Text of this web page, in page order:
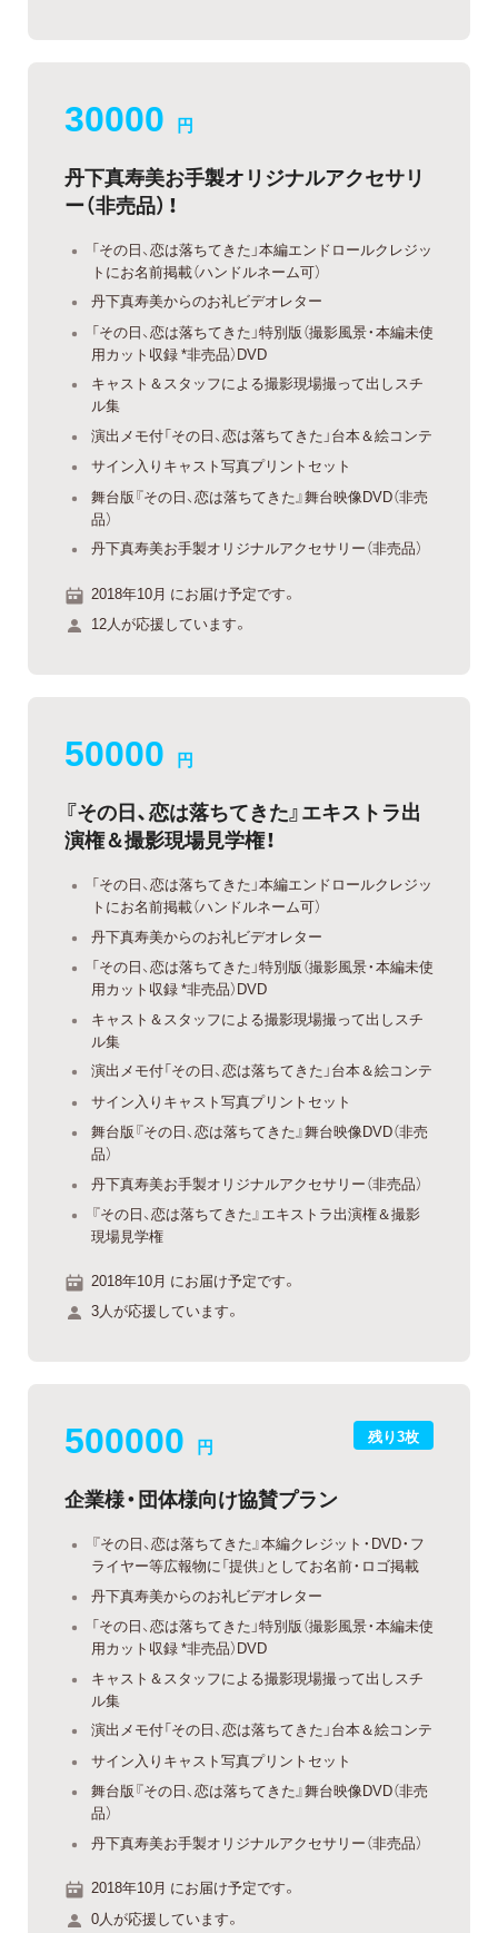
30000 円
丹下真寿美お手製オリジナルアクセサリ
ー（非売品）！
「その日、恋は落ちてきた」本編エンドロールクレジッ
トにお名前掲載（ハンドルネーム可）
丹下真寿美からのお礼ビデオレター
「その日、恋は落ちてきた」特別版（撮影風景・本編未使
用カット収録 *非売品）DVD
キャスト＆スタッフによる撮影現場撮って出しスチ
ル集
演出メモ付「その日、恋は落ちてきた」台本＆絵コンテ
サイン入りキャスト写真プリントセット
舞台版『その日、恋は落ちてきた』舞台映像DVD（非売
品）
丹下真寿美お手製オリジナルアクセサリー（非売品）
2018年10月 にお届け予定です。
12人が応援しています。
50000 円
『その日、恋は落ちてきた』エキストラ出
演権＆撮影現場見学権！
「その日、恋は落ちてきた」本編エンドロールクレジッ
トにお名前掲載（ハンドルネーム可）
丹下真寿美からのお礼ビデオレター
「その日、恋は落ちてきた」特別版（撮影風景・本編未使
用カット収録 *非売品）DVD
キャスト＆スタッフによる撮影現場撮って出しスチ
ル集
演出メモ付「その日、恋は落ちてきた」台本＆絵コンテ
サイン入りキャスト写真プリントセット
舞台版『その日、恋は落ちてきた』舞台映像DVD（非売
品）
丹下真寿美お手製オリジナルアクセサリー（非売品）
『その日、恋は落ちてきた』エキストラ出演権＆撮影
現場見学権
2018年10月 にお届け予定です。
3人が応援しています。
残り3枚
500000 円
企業様・団体様向け協賛プラン
『その日、恋は落ちてきた』本編クレジット・DVD・フ
ライヤー等広報物に「提供」としてお名前・ロゴ掲載
丹下真寿美からのお礼ビデオレター
「その日、恋は落ちてきた」特別版（撮影風景・本編未使
用カット収録 *非売品）DVD
キャスト＆スタッフによる撮影現場撮って出しスチ
ル集
演出メモ付「その日、恋は落ちてきた」台本＆絵コンテ
サイン入りキャスト写真プリントセット
舞台版『その日、恋は落ちてきた』舞台映像DVD（非売
品）
丹下真寿美お手製オリジナルアクセサリー（非売品）
2018年10月 にお届け予定です。
0人が応援しています。